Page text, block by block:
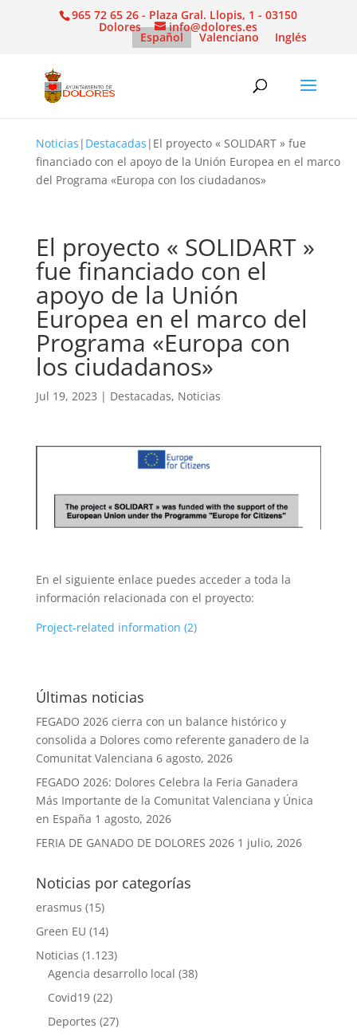
965 72 65 26 - Plaza Gral. Llopis, 1 - 03150
Dolores info@dolores.es
Español Valenciano Inglés
Noticias | Destacadas | El proyecto « SOLIDART » fue
financiado con el apoyo de la Unión Europea en el marco
del Programa «Europa con los ciudadanos»
El proyecto « SOLIDART »
fue financiado con el
apoyo de la Unión
Europea en el marco del
Programa «Europa con
los ciudadanos»
Jul 19, 2023 | Destacadas, Noticias
En el siguiente enlace puedes acceder a toda la
información relacionada con el proyecto:
Project-related information (2)
Últimas noticias
FEGADO 2026 cierra con un balance histórico y
consolida a Dolores como referente ganadero de la
Comunitat Valenciana 6 agosto, 2026
FEGADO 2026: Dolores Celebra la Feria Ganadera
Más Importante de la Comunitat Valenciana y Única
en España 1 agosto, 2026
FERIA DE GANADO DE DOLORES 2026 1 julio, 2026
Noticias por categorías
erasmus (15)
Green EU (14)
Noticias (1.123)
Agencia desarrollo local (38)
Covid19(22)
Deportes (27)